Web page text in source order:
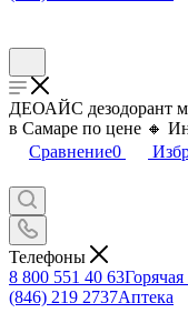
ДЕОАЙС дезодорант
в Самаре по цене 🔸
Сравнение0
Телефоны
8 800 551 40 63
(846) 219 2737Аптека